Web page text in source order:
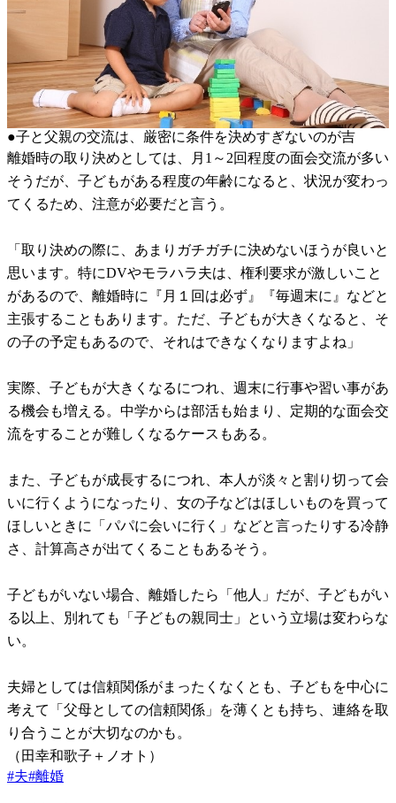
●子と父親の交流は、厳密に条件を決めすぎないのが吉
離婚時の取り決めとしては、月1～2回程度の面会交流が多い
そうだが、子どもがある程度の年齢になると、状況が変わっ
てくるため、注意が必要だと言う。
「取り決めの際に、あまりガチガチに決めないほうが良いと
思います。特にDVやモラハラ夫は、権利要求が激しいこと
があるので、離婚時に『月１回は必ず』『毎週末に』などと
主張することもあります。ただ、子どもが大きくなると、そ
の子の予定もあるので、それはできなくなりますよね」
実際、子どもが大きくなるにつれ、週末に行事や習い事があ
る機会も増える。中学からは部活も始まり、定期的な面会交
流をすることが難しくなるケースもある。
また、子どもが成長するにつれ、本人が淡々と割り切って会
いに行くようになったり、女の子などはほしいものを買って
ほしいときに「パパに会いに行く」などと言ったりする冷静
さ、計算高さが出てくることもあるそう。
子どもがいない場合、離婚したら「他人」だが、子どもがい
る以上、別れても「子どもの親同士」という立場は変わらな
い。
夫婦としては信頼関係がまったくなくとも、子どもを中心に
考えて「父母としての信頼関係」を薄くとも持ち、連絡を取
り合うことが大切なのかも。
（田幸和歌子＋ノオト）
#夫#離婚